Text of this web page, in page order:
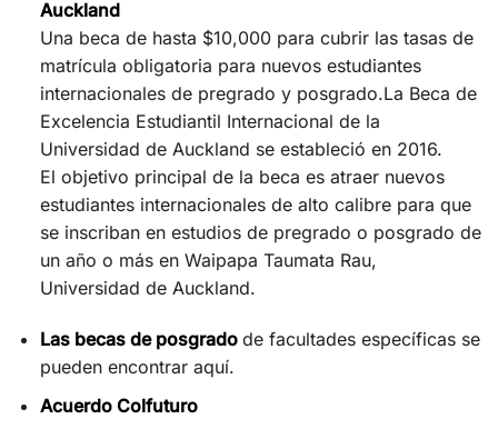
Auckland
Una beca de hasta $10,000 para cubrir las tasas de
matrícula obligatoria para nuevos estudiantes
internacionales de pregrado y posgrado.La Beca de
Excelencia Estudiantil Internacional de la
Universidad de Auckland se estableció en 2016.
El objetivo principal de la beca es atraer nuevos
estudiantes internacionales de alto calibre para que
se inscriban en estudios de pregrado o posgrado de
un año o más en Waipapa Taumata Rau,
Universidad de Auckland.
Las becas de posgrado de facultades específicas se
pueden encontrar aquí.
Acuerdo Colfuturo